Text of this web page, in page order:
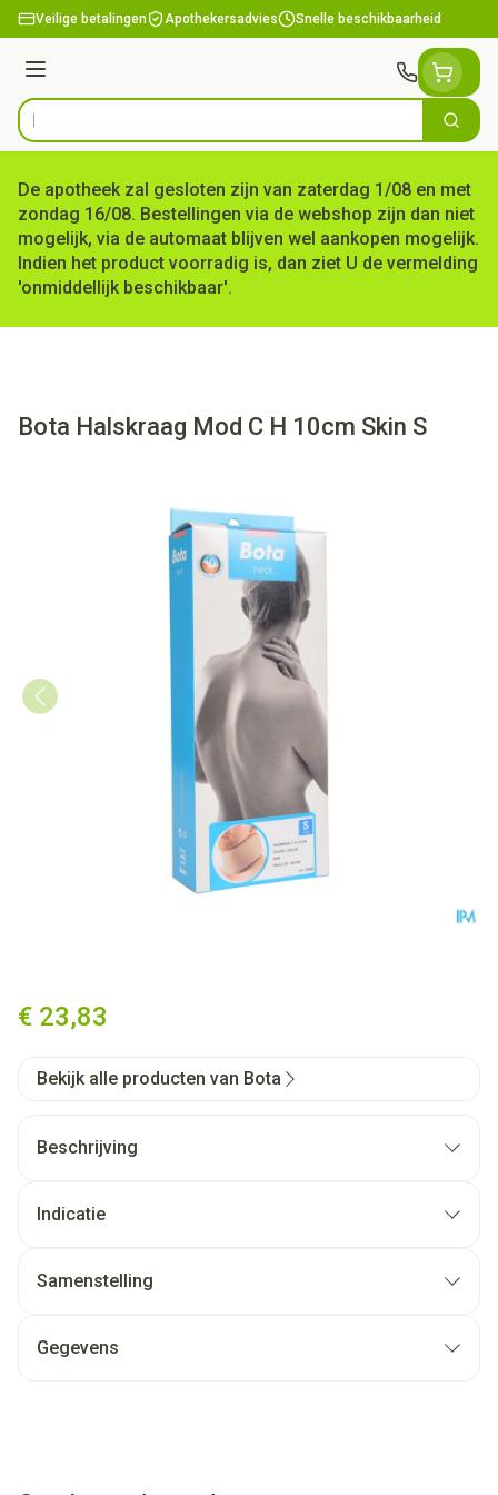
Ga naar de inhoud
Veilige betalingen Apothekersadvies Snelle beschikbaarheid
Menu
Product, merk, categorie... Zoek
De apotheek zal gesloten zijn van zaterdag 1/08 en met
zondag 16/08. Bestellingen via de webshop zijn dan niet
mogelijk, via de automaat blijven wel aankopen mogelijk.
Indien het product voorradig is, dan ziet U de vermelding
'onmiddellijk beschikbaar'.
Bota Halskraag Mod C H 10cm Skin S
€ 23,83
Bekijk alle producten van Bota
Beschrijving
Indicatie
Samenstelling
Gegevens